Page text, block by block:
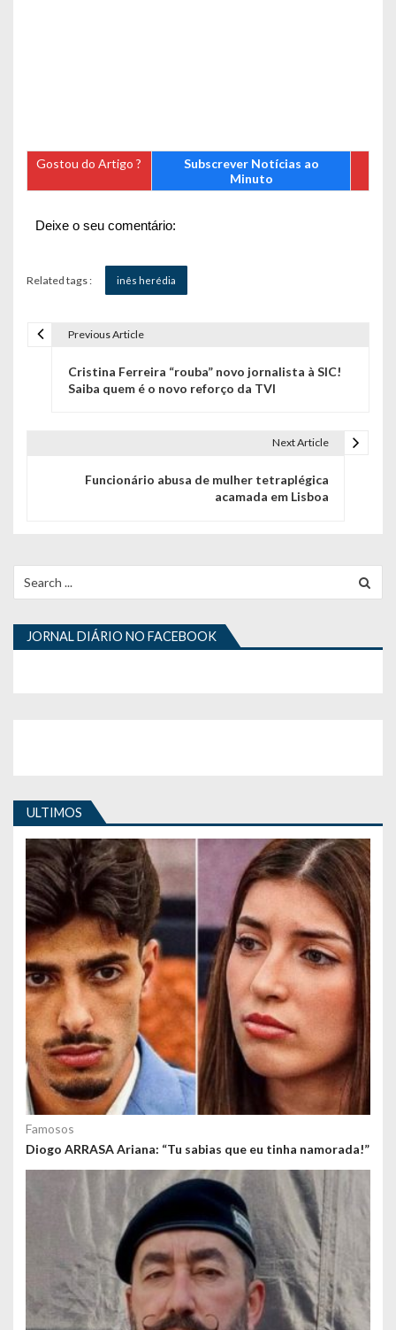
Gostou do Artigo ?
Subscrever Notícias ao
Minuto
Deixe o seu comentário:
Related tags : inês herédia
ã
o
d
i
g
o
s
Previous Article
Cristina Ferreira “rouba” novo jornalista à SIC!
Saiba quem é o novo reforço da TVI
Next Article
Funcionário abusa de mulher tetraplégica
acamada em Lisboa
for:
JORNAL DIÁRIO NO FACEBOOK
ULTIMOS
Famosos
Diogo ARRASA Ariana: “Tu sabias que eu tinha namorada!”